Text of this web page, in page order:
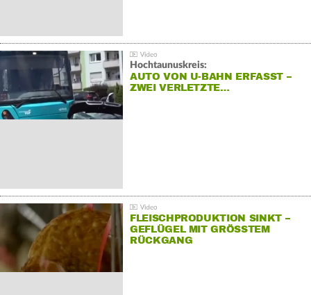
Hochtaunuskreis:
AUTO VON U-BAHN ERFASST –
ZWEI VERLETZTE…
FLEISCHPRODUKTION SINKT –
GEFLÜGEL MIT GRÖSSTEM R
ÜCKGANG